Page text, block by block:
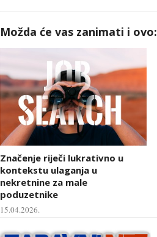
Možda će vas zanimati i ovo:
Značenje riječi lukrativno u
kontekstu ulaganja u
nekretnine za male
poduzetnike
15.04.2026.